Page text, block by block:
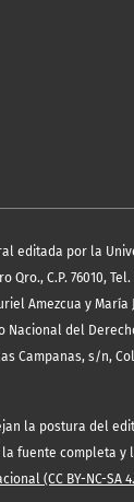
editada por la
C.P. 76010, Tel.
Amezcua y
Nacional del
Campanas, s/n,
la postura del
fuente completa
(CC BY-NC-SA